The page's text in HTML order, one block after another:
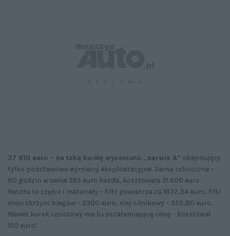
37 610 euro – na taką kwotę wyceniono „serwis A” obejmujący
tylko podstawowe wymiany eksploatacyjne. Sama robocizna –
80 godzin w cenie 395 euro każda, kosztowała 31 600 euro.
Reszta to części i materiały – filtr powietrza za 1872,54 euro, filtr
oleju skrzyni biegów – 2300 euro, olej silnikowy – 555,80 euro.
Nawet korek spustowy ma tu oszałamiającą cenę – kosztował
150 euro!